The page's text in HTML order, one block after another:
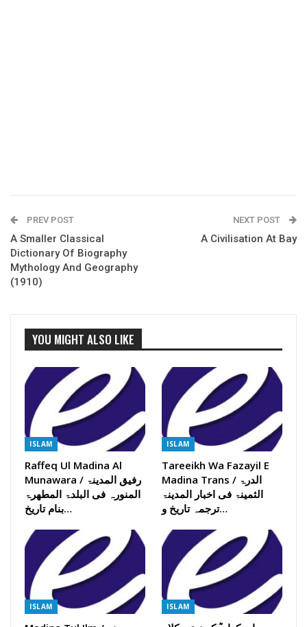
PREV POST
A Smaller Classical
Dictionary Of Biography
Mythology And Geography
(1910)
NEXT POST
A Civilisation At Bay
YOU MIGHT ALSO LIKE
ISLAM
Raffeq Ul Madina Al
Munawara / رفیق المدینۃ
المنورہ فی البلدۃ المطھرۃ
بنام تاریخ…
ISLAM
Tareeikh Wa Fazayil E
Madina Trans / الدرۃ
الثمینۃ فی اخبار المدینۃ
ترجمہ تاریخ و…
ISLAM ISLAM